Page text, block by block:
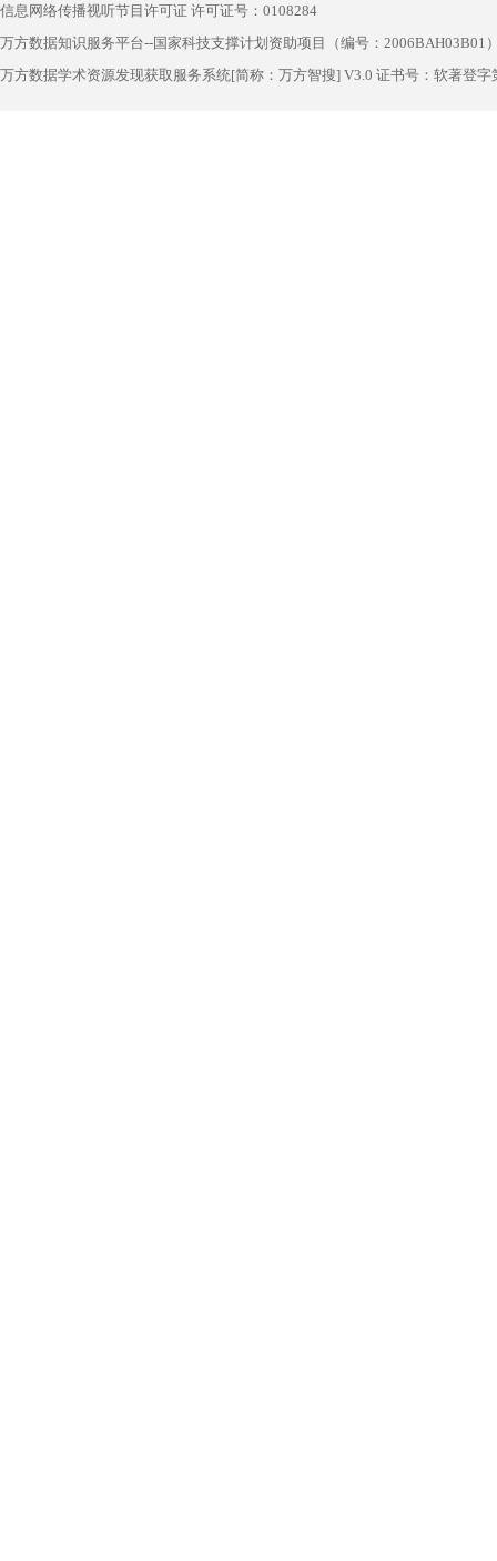
信息网络传播视听节目许可证 许可证号：0108284
万方数据知识服务平台--国家科技支撑计划资助项目（编号：2006BAH03B01
万方数据学术资源发现获取服务系统[简称：万方智搜] V3.0 证书号：软著登字